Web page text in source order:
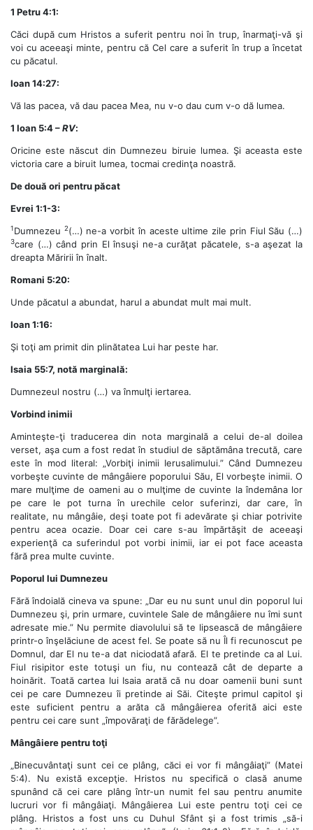
1 Petru 4:1:
Căci după cum Hristos a suferit pentru noi în trup, înarmaţi-vă şi
voi cu aceeaşi minte, pentru că Cel care a suferit în trup a încetat
cu păcatul.
Ioan 14:27:
Vă las pacea, vă dau pacea Mea, nu v-o dau cum v-o dă lumea.
1 Ioan 5:4 –RV:
Oricine este născut din Dumnezeu biruie lumea. Şi aceasta este
victoria care a biruit lumea, tocmai credinţa noastră.
De două ori pentru păcat
Evrei 1:1-3:
1Dumnezeu 2(…) ne-a vorbit în aceste ultime zile prin Fiul Său (…)
3care (…) când prin El însuşi ne-a curăţat păcatele, s-a aşezat la
dreapta Măririi în înalt.
Romani 5:20:
Unde păcatul a abundat, harul a abundat mult mai mult.
Ioan 1:16:
Şi toţi am primit din plinătatea Lui har peste har.
Isaia 55:7, notă marginală:
Dumnezeul nostru (…) va înmulţi iertarea.
Vorbind inimii
Aminteşte-ţi traducerea din nota marginală a celui de-al doilea
verset, aşa cum a fost redat în studiul de săptămâna trecută, care
este în mod literal: „Vorbiţi inimii Ierusalimului.” Când Dumnezeu
vorbeşte cuvinte de mângâiere poporului Său, El vorbeşte inimii. O
mare mulţime de oameni au o mulţime de cuvinte la îndemâna lor
pe care le pot turna în urechile celor suferinzi, dar care, în
realitate, nu mângâie, deşi toate pot fi adevărate şi chiar potrivite
pentru acea ocazie. Doar cei care s-au împărtăşit de aceeaşi
experienţă ca suferindul pot vorbi inimii, iar ei pot face aceasta
fără prea multe cuvinte.
Poporul lui Dumnezeu
Fără îndoială cineva va spune: „Dar eu nu sunt unul din poporul lui
Dumnezeu şi, prin urmare, cuvintele Sale de mângâiere nu îmi sunt
adresate mie.” Nu permite diavolului să te lipsească de mângâiere
printr-o înşelăciune de acest fel. Se poate să nu Îl fi recunoscut pe
Domnul, dar El nu te-a dat niciodată afară. El te pretinde ca al Lui.
Fiul risipitor este totuşi un fiu, nu contează cât de departe a
hoinărit. Toată cartea lui Isaia arată că nu doar oamenii buni sunt
cei pe care Dumnezeu îi pretinde ai Săi. Citeşte primul capitol şi
este suficient pentru a arăta că mângâierea oferită aici este
pentru cei care sunt „împovăraţi de fărădelege”.
Mângâiere pentru toţi
„Binecuvântaţi sunt cei ce plâng, căci ei vor fi mângâiaţi” (Matei
5:4). Nu există excepţie. Hristos nu specifică o clasă anume
spunând că cei care plâng într-un numit fel sau pentru anumite
lucruri vor fi mângâiaţi. Mângâierea Lui este pentru toţi cei ce
plâng. Hristos a fost uns cu Duhul Sfânt şi a fost trimis „să-i